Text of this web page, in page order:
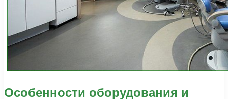
Особенности оборудования и